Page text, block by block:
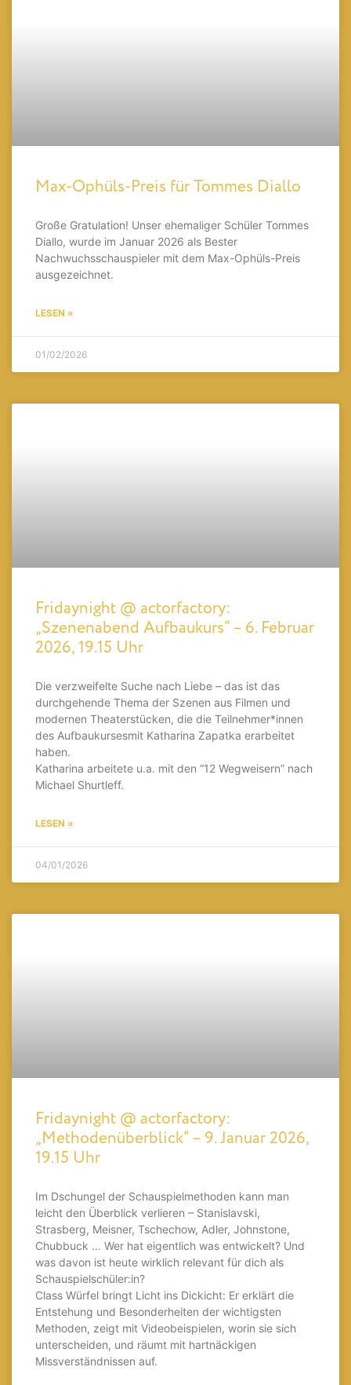
Max-Ophüls-Preis für Tommes Diallo
Große Gratulation! Unser ehemaliger Schüler Tommes
Diallo, wurde im Januar 2026 als Bester
Nachwuchsschauspieler mit dem Max-Ophüls-Preis
ausgezeichnet.
LESEN »
01/02/2026
Fridaynight @ actorfactory:
„Szenenabend Aufbaukurs“ – 6. Februar
2026, 19.15 Uhr
Die verzweifelte Suche nach Liebe – das ist das
durchgehende Thema der Szenen aus Filmen und
modernen Theaterstücken, die die Teilnehmer*innen
des Aufbaukursesmit Katharina Zapatka erarbeitet
haben.
Katharina arbeitete u.a. mit den “12 Wegweisern” nach
Michael Shurtleff.
LESEN »
04/01/2026
Fridaynight @ actorfactory:
„Methodenüberblick“ – 9. Januar 2026,
19.15 Uhr
Im Dschungel der Schauspielmethoden kann man
leicht den Überblick verlieren – Stanislavski,
Strasberg, Meisner, Tschechow, Adler, Johnstone,
Chubbuck … Wer hat eigentlich was entwickelt? Und
was davon ist heute wirklich relevant für dich als
Schauspielschüler:in?
Class Würfel bringt Licht ins Dickicht: Er erklärt die
Entstehung und Besonderheiten der wichtigsten
Methoden, zeigt mit Videobeispielen, worin sie sich
unterscheiden, und räumt mit hartnäckigen
Missverständnissen auf.